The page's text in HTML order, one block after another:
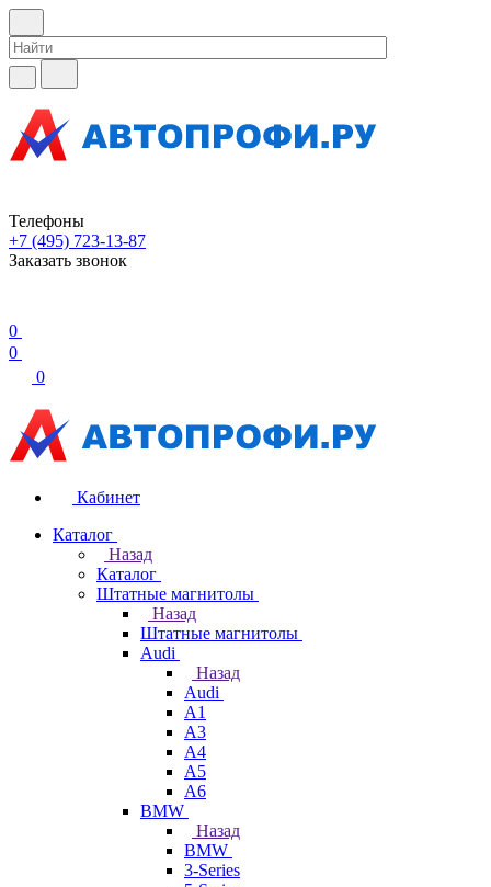
Телефоны
+7 (495) 723-13-87
Заказать звонок
0
0
0
Кабинет
Каталог
Назад
Каталог
Штатные магнитолы
Назад
Штатные магнитолы
Audi
Назад
Audi
A1
A3
A4
A5
A6
BMW
Назад
BMW
3-Series